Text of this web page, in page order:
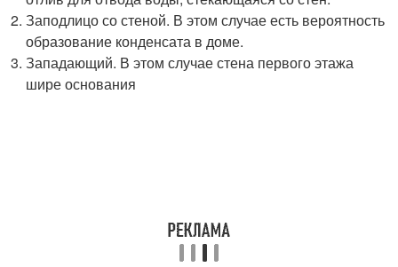
Заподлицо со стеной. В этом случае есть вероятность
образование конденсата в доме.
Западающий. В этом случае стена первого этажа
шире основания